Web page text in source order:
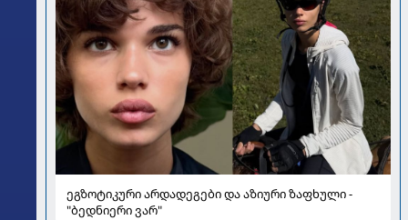
ეგზოტიკური არდადეგები და აზიური ზაფხული -
"ბედნიერი ვარ"